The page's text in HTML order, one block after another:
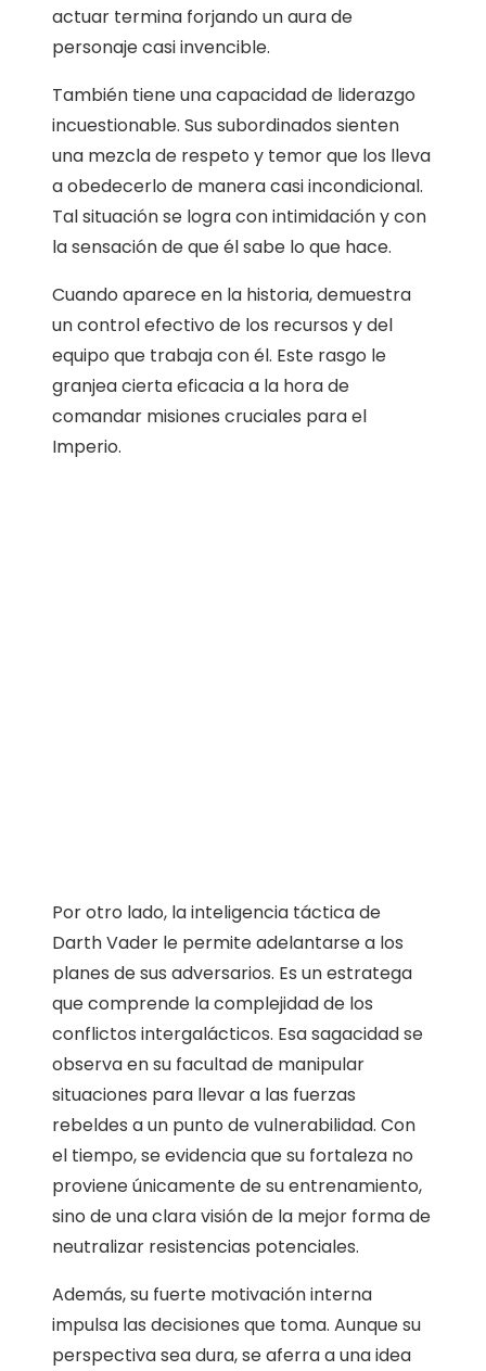
actuar termina forjando un aura de
personaje casi invencible.
También tiene una capacidad de liderazgo
incuestionable. Sus subordinados sienten
una mezcla de respeto y temor que los lleva
a obedecerlo de manera casi incondicional.
Tal situación se logra con intimidación y con
la sensación de que él sabe lo que hace.
Cuando aparece en la historia, demuestra
un control efectivo de los recursos y del
equipo que trabaja con él. Este rasgo le
granjea cierta eficacia a la hora de
comandar misiones cruciales para el
Imperio.
Por otro lado, la inteligencia táctica de
Darth Vader le permite adelantarse a los
planes de sus adversarios. Es un estratega
que comprende la complejidad de los
conflictos intergalácticos. Esa sagacidad se
observa en su facultad de manipular
situaciones para llevar a las fuerzas
rebeldes a un punto de vulnerabilidad. Con
el tiempo, se evidencia que su fortaleza no
proviene únicamente de su entrenamiento,
sino de una clara visión de la mejor forma de
neutralizar resistencias potenciales.
Además, su fuerte motivación interna
impulsa las decisiones que toma. Aunque su
perspectiva sea dura, se aferra a una idea